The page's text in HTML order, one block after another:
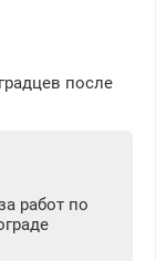
после
работ по